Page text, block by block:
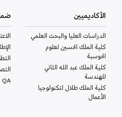
الأكاديميين
الدراسات العليا والبحث العلمي
كلية الملك الحسين لعلوم
الحوسبة
كلية الملك عبد الله الثاني
للهندسة
كلية الملك طلال لتكنولوجيا
الأعمال
QA